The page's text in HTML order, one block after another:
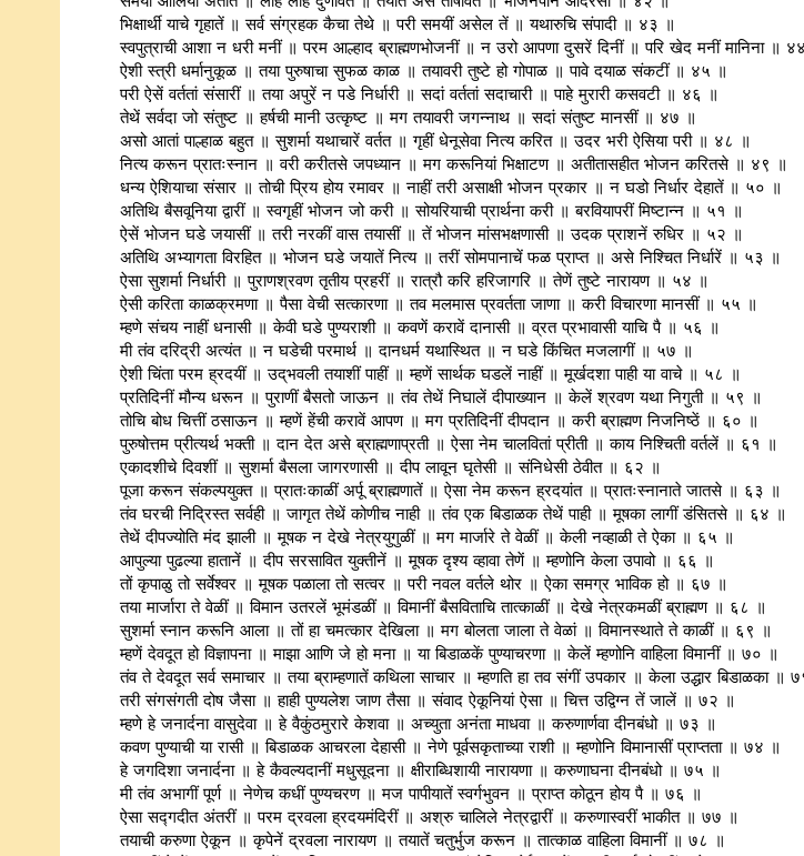
भिक्षार्थी याचे गृहातें ॥ सर्व संग्रहक कैचा तेथे ॥ परी समयीं असेल तें ॥ यथारुचि संपादी ॥ ४३ ॥
स्वपुत्राची आशा न धरी मनीं ॥ परम आल्हाद ब्राह्मणभोजनीं ॥ न उरो आपणा दुसरें दिनीं ॥ परि खेद मनीं मानिना ॥
ऐशी स्त्री धर्मानुकूळ ॥ तया पुरुषाचा सुफळ काळ ॥ तयावरी तुष्टे हो गोपाळ ॥ पावे दयाळ संकटीं ॥ ४५ ॥
परी ऐसें वर्ततां संसारीं ॥ तया अपुरें न पडे निर्धारी ॥ सदां वर्ततां सदाचारी ॥ पाहे मुरारी कसवटी ॥ ४६ ॥
तेथें सर्वदा जो संतुष्ट ॥ हर्षची मानी उत्कृष्ट ॥ मग तयावरी जगन्नाथ ॥ सदां संतुष्ट मानसीं ॥ ४७ ॥
असो आतां पाल्हाळ बहुत ॥ सुशर्मा यथाचारें वर्तत ॥ गृहीं धेनूसेवा नित्य करित ॥ उदर भरी ऐसिया परी ॥ ४८ ॥
नित्य करून प्रातःस्नान ॥ वरी करीतसे जपध्यान ॥ मग करूनियां भिक्षाटण ॥ अतीतासहीत भोजन करितसे ॥ ४९ ॥
धन्य ऐशियाचा संसार ॥ तोची प्रिय होय रमावर ॥ नाहीं तरी असाक्षी भोजन प्रकार ॥ न घडो निर्धार देहातें ॥ ५० ॥
अतिथि बैसवूनिया द्वारीं ॥ स्वगृहीं भोजन जो करी ॥ सोयरियाची प्रार्थना करी ॥ बरवियापरीं मिष्टान्न ॥ ५१ ॥
ऐसें भोजन घडे जयासीं ॥ तरी नरकीं वास तयासीं ॥ तें भोजन मांसभक्षणासी ॥ उदक प्राशनें रुधिर ॥ ५२ ॥
अतिथि अभ्यागता विरहित ॥ भोजन घडे जयातें नित्य ॥ तरीं सोमपानाचें फळ प्राप्त ॥ असे निश्चित निर्धारें ॥ ५३ ॥
ऐसा सुशर्मा निर्धारी ॥ पुराणश्रवण तृतीय प्रहरीं ॥ रात्रौ करि हरिजागरि ॥ तेणें तुष्टे नारायण ॥ ५४ ॥
ऐसी करिता काळक्रमणा ॥ पैसा वेची सत्कारणा ॥ तव मलमास प्रवर्तता जाणा ॥ करी विचारणा मानसीं ॥ ५५ ॥
म्हणे संचय नाहीं धनासी ॥ केवी घडे पुण्यराशी ॥ कवणें करावें दानासी ॥ व्रत प्रभावासी याचि पै ॥ ५६ ॥
मी तंव दरिद्री अत्यंत ॥ न घडेची परमार्थ ॥ दानधर्म यथास्थित ॥ न घडे किंचित मजलागीं ॥ ५७ ॥
ऐशी चिंता परम ह्रदयीं ॥ उद्‌भवली तयाशीं पाहीं ॥ म्हणें सार्थक घडलें नाहीं ॥ मूर्खदशा पाही या वाचे ॥ ५८ ॥
प्रतिदिनीं मौन्य धरून ॥ पुराणीं बैसतो जाऊन ॥ तंव तेथें निघालें दीपाख्यान ॥ केलें श्रवण यथा निगुती ॥ ५९ ॥
तोचि बोध चित्तीं ठसाऊन ॥ म्हणें हेंची करावें आपण ॥ मग प्रतिदिनीं दीपदान ॥ करी ब्राह्मण निजनिष्ठें ॥ ६० ॥
पुरुषोत्तम प्रीत्यर्थ भक्ती ॥ दान देत असे ब्राह्मणाप्रती ॥ ऐसा नेम चालवितां प्रीती ॥ काय निश्चिती वर्तलें ॥ ६१ ॥
एकादशीचे दिवशीं ॥ सुशर्मा बैसला जागरणासी ॥ दीप लावून घृतेसी ॥ संनिधेसी ठेवीत ॥ ६२ ॥
पूजा करून संकल्पयुक्त ॥ प्रातःकाळीं अर्पू ब्राह्मणातें ॥ ऐसा नेम करून ह्रदयांत ॥ प्रातःस्नानाते जातसे ॥ ६३ ॥
तंव घरची निद्रिस्त सर्वही ॥ जागृत तेथें कोणीच नाही ॥ तंव एक बिडाळक तेथें पाही ॥ मूषका लागीं डंसितसे ॥ ६४ ॥
तेथें दीपज्योति मंद झाली ॥ मूषक न देखे नेत्रयुगुळीं ॥ मग मार्जारे ते वेळीं ॥ केली नव्हाळी ते ऐका ॥ ६५ ॥
आपुल्या पुढल्या हातानें ॥ दीप सरसावित युक्तीनें ॥ मूषक दृश्य व्हावा तेणें ॥ म्हणोनि केला उपावो ॥ ६६ ॥
तों कृपाळु तो सर्वेश्वर ॥ मूषक पळाला तो सत्वर ॥ परी नवल वर्तले थोर ॥ ऐका समग्र भाविक हो ॥ ६७ ॥
तया मार्जारा ते वेळीं ॥ विमान उतरलें भूमंडळीं ॥ विमानीं बैसविताचि तात्काळीं ॥ देखे नेत्रकमळीं ब्राह्मण ॥ ६८ ॥
सुशर्मा स्नान करूनि आला ॥ तों हा चमत्कार देखिला ॥ मग बोलता जाला ते वेळां ॥ विमानस्थाते ते काळीं ॥ ६९ ॥
म्हणें देवदूत हो विज्ञापना ॥ माझा आणि जे हो मना ॥ या बिडाळकें पुण्याचरणा ॥ केलें म्हणोनि वाहिला विमानीं ॥ ७० ॥
तंव ते देवदूत सर्व समाचार ॥ तया ब्राम्हणातें कथिला साचार ॥ म्हणति हा तव संगीं उपकार ॥ केला उद्धार बिडाळका ॥
तरी संगसंगती दोष जैसा ॥ हाही पुण्यलेश जाण तैसा ॥ संवाद ऐकूनियां ऐसा ॥ चित्त उद्विग्न तें जालें ॥ ७२ ॥
म्हणे हे जनार्दना वासुदेवा ॥ हे वैकुंठमुरारे केशवा ॥ अच्युता अनंता माधवा ॥ करुणार्णवा दीनबंधो ॥ ७३ ॥
कवण पुण्याची या रासी ॥ बिडाळक आचरला देहासी ॥ नेणे पूर्वसकृताच्या राशी ॥ म्हणोनि विमानासीं प्राप्तता ॥ ७४ ॥
हे जगदिशा जनार्दना ॥ हे कैवल्यदानीं मधुसूदना ॥ क्षीराब्धिशायी नारायणा ॥ करुणाघना दीनबंधो ॥ ७५ ॥
मी तंव अभागीं पूर्ण ॥ नेणेच कधीं पुण्यचरण ॥ मज पापीयातें स्वर्गभुवन ॥ प्राप्त कोठून होय पै ॥ ७६ ॥
ऐसा सद्गदीत अंतरीं ॥ परम द्रवला ह्रदयमंदिरीं ॥ अश्रु चालिले नेत्रद्वारीं ॥ करुणास्वरीं भाकीत ॥ ७७ ॥
तयाची करुणा ऐकून ॥ कृपेनें द्रवला नारायण ॥ तयातें चतुर्भुज करून ॥ तात्काळ वाहिला विमानीं ॥ ७८ ॥